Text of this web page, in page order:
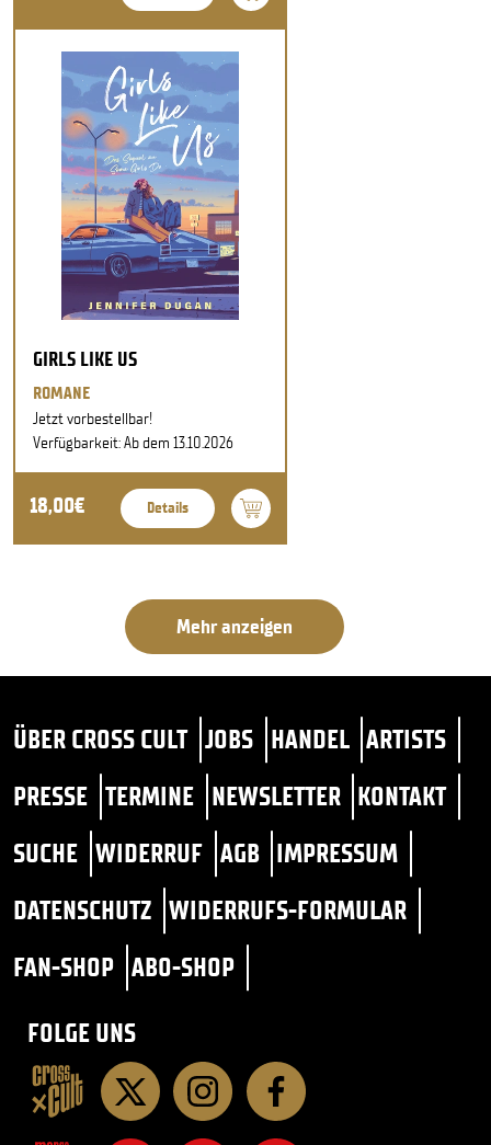
GIRLS LIKE US
ROMANE
Jetzt vorbestellbar!
Verfügbarkeit: Ab dem 13.10.2026
18,00€ Details
Mehr anzeigen
ÜBER CROSS CULT JOBS HANDEL ARTISTS
PRESSE TERMINE NEWSLETTER KONTAKT
SUCHE WIDERRUF AGB IMPRESSUM
DATENSCHUTZ WIDERRUFS-FORMULAR
FAN-SHOP ABO-SHOP
FOLGE UNS